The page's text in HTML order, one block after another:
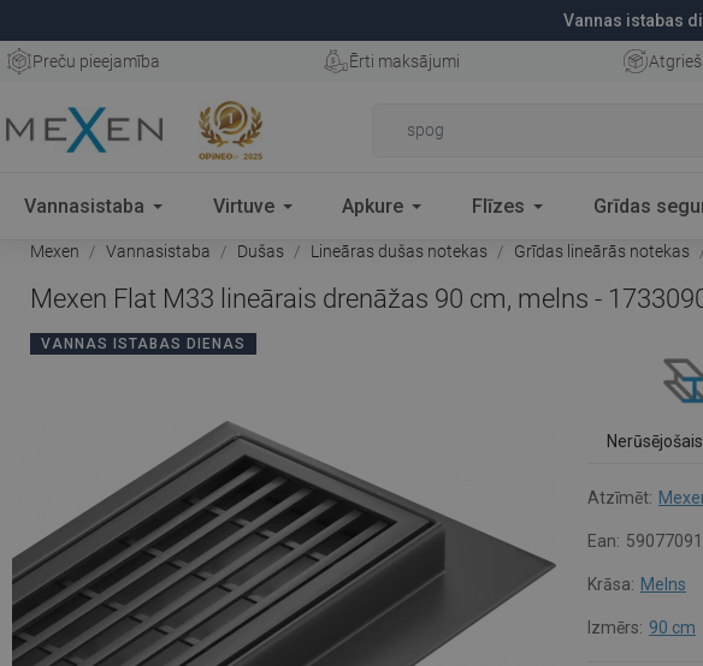
Vannas istabas
Preču pieejamība Ērti maksājumi
Vannasistaba Virtuve Apkure Flīzes Grīdas
Mexen Vannasistaba Dušas Lineāras dušas notekas Grīdas lineārās notekas
Mexen Flat M33 lineārais drenāžas 90 cm, melns -
VANNAS ISTABAS DIENAS
Atzīmēt:
Ean:
Krāsa: Melns
Izmērs: 90 cm